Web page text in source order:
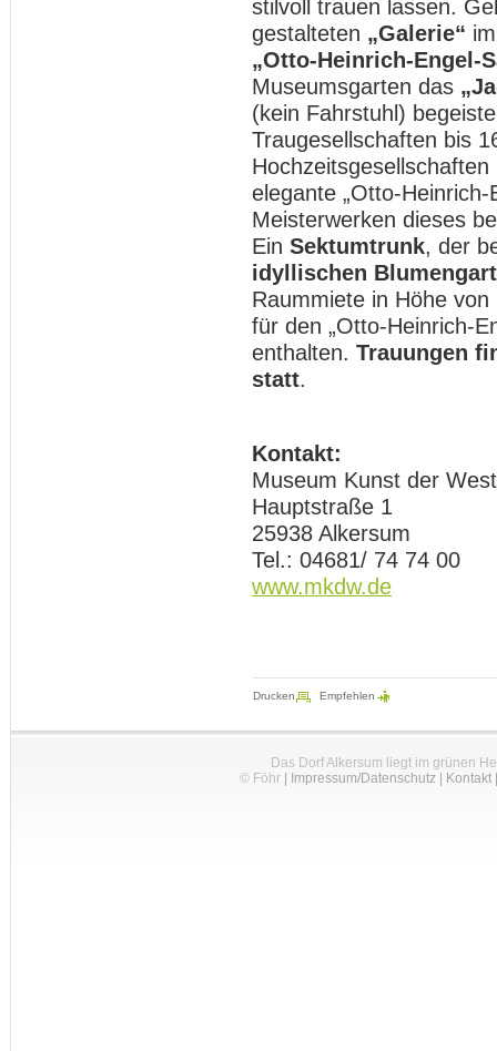
stilvoll trauen lassen.
gestalteten „Galerie“
„Otto-Heinrich-Engel-
Museumsgarten das
(kein Fahrstuhl)
Traugesellschaften bis
elegante „Otto-
Meisterwerken dieses
Ein Sektumtrunk, der
idyllischen
Raummiete in Höhe
für den „Otto-Heinrich-
enthalten. Trauungen
statt.
Kontakt:
Museum Kunst der
Hauptstraße 1
25938 Alkersum
Tel.: 04681/ 74 74 00
www.mkdw.de
Drucken Empfehlen
Das Dorf Alkersum liegt im grünen
© Föhr| Impressum/Datenschutz| Kontakt